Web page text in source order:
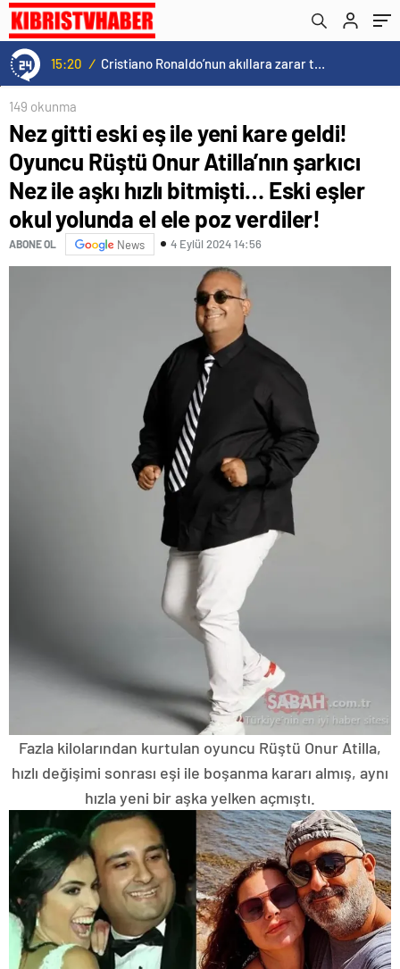
15:20 / Cristiano Ronaldo’nun akıllara zarar tüm kariyerinin istatistiğini çıkardık !
bitmişti… Eski eşler okul yolunda el ele poz
verdiler!
149 okunma
Nez gitti eski eş ile yeni kare geldi!
Oyuncu Rüştü Onur Atilla’nın şarkıcı
Nez ile aşkı hızlı bitmişti… Eski eşler
okul yolunda el ele poz verdiler!
ABONE OL News 4 Eylül 2024 14:56
Fazla kilolarından kurtulan oyuncu Rüştü Onur Atilla,
hızlı değişimi sonrası eşi ile boşanma kararı almış, aynı
hızla yeni bir aşka yelken açmıştı.